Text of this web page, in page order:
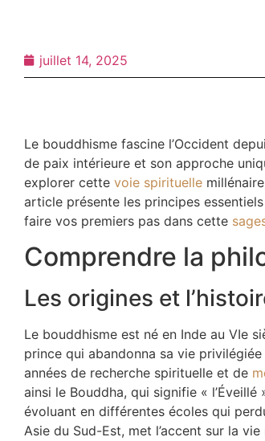
juillet 14, 2025
Le bouddhisme fascine l’Occident
de paix intérieure et son approche
explorer cette voie spirituelle
article présente les principes
faire vos premiers pas dans cette
Comprendre la
Les origines et
Le bouddhisme est né en Inde au VIe
prince qui abandonna sa vie
années de recherche spirituelle et de
ainsi le Bouddha, qui signifie « l’Éveillé
évoluant en différentes écoles qui
Asie du Sud-Est, met l’accent sur la